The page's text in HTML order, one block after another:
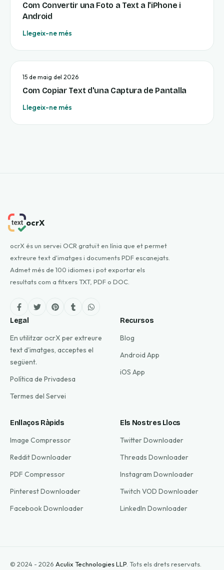
Com Convertir una Foto a Text a l'iPhone i
Android
Llegeix-ne més
15 de maig del 2026
Com Copiar Text d'una Captura de Pantalla
Llegeix-ne més
ocrX
ocrX és un servei OCR gratuït en línia que et permet
extreure text d'imatges i documents PDF escanejats.
Admet més de 100 idiomes i pot exportar els
resultats com a fitxers TXT, PDF o DOC.
Legal
En utilitzar ocrX per extreure
text d'imatges, acceptes el
següent.
Política de Privadesa
Termes del Servei
Recursos
Blog
Android App
iOS App
Enllaços Ràpids
Image Compressor
Reddit Downloader
PDF Compressor
Pinterest Downloader
Facebook Downloader
Els Nostres Llocs
Twitter Downloader
Threads Downloader
Instagram Downloader
Twitch VOD Downloader
LinkedIn Downloader
© 2024 - 2026 Aculix Technologies LLP Tots els drets reservats.